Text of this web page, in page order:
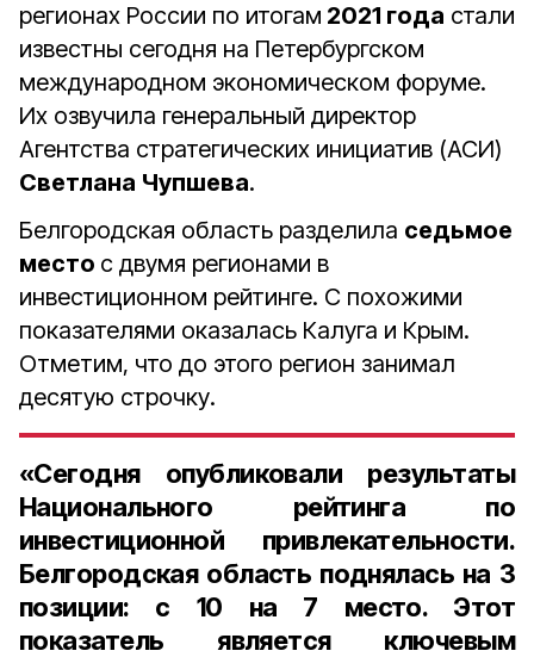
регионах России по итогам 2021 года стали
известны сегодня на Петербургском
международном экономическом форуме.
Их озвучила генеральный директор
Агентства стратегических инициатив (АСИ)
Светлана Чупшева.
Белгородская область разделила седьмое
место с двумя регионами в
инвестиционном рейтинге. С похожими
показателями оказалась Калуга и Крым.
Отметим, что до этого регион занимал
десятую строчку.
«Сегодня опубликовали результаты
Национального рейтинга по
инвестиционной привлекательности.
Белгородская область поднялась на 3
позиции: с 10 на 7 место. Этот
показатель является ключевым